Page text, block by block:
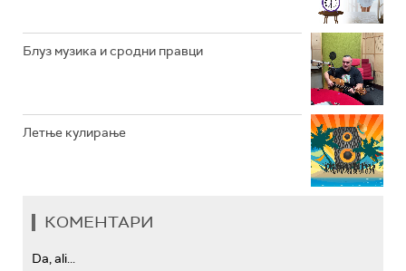
Блуз музика и сродни правци
Летње кулирање
КОМЕНТАРИ
Da, ali...